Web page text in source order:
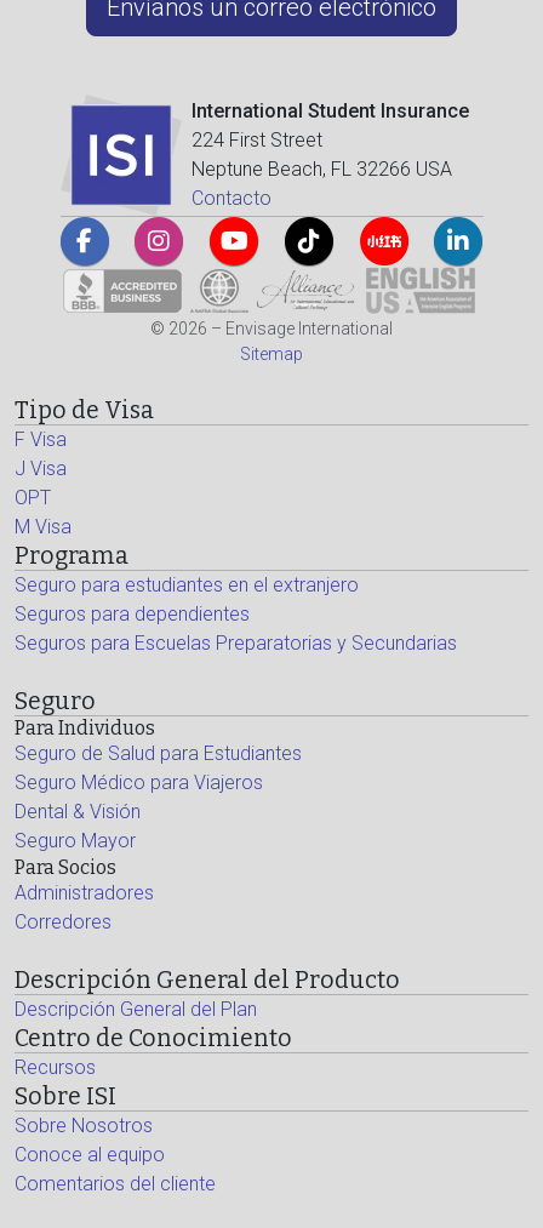
Envíanos un correo electrónico
International Student Insurance
224 First Street
Neptune Beach, FL 32266 USA
Contacto
© 2026 – Envisage International
Sitemap
Tipo de Visa
F Visa
J Visa
OPT
M Visa
Programa
Seguro para estudiantes en el extranjero
Seguros para dependientes
Seguros para Escuelas Preparatorias y Secundarias
Seguro
Para Individuos
Seguro de Salud para Estudiantes
Seguro Médico para Viajeros
Dental & Visión
Seguro Mayor
Para Socios
Administradores
Corredores
Descripción General del Producto
Descripción General del Plan
Centro de Conocimiento
Recursos
Sobre ISI
Sobre Nosotros
Conoce al equipo
Comentarios del cliente